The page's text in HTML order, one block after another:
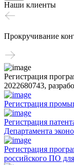
Наши клиенты
Прокручивание
Регистрация
2022680743,
Регистрация
Регистрация
Департамента
Регистрация
российского ПО